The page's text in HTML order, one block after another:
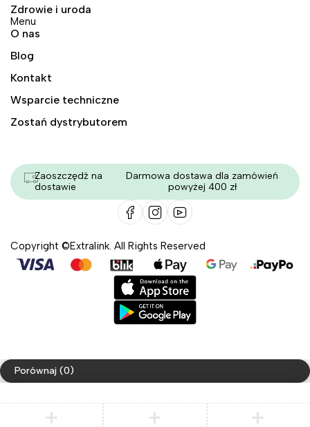
Zdrowie i uroda
Menu
O nas
Blog
Kontakt
Wsparcie techniczne
Zostań dystrybutorem
Zaoszczędź na
dostawie
Darmowa dostawa dla zamówień
powyżej 400 zł
Copyright ©Extralink. All Rights Reserved
Porównaj (0)